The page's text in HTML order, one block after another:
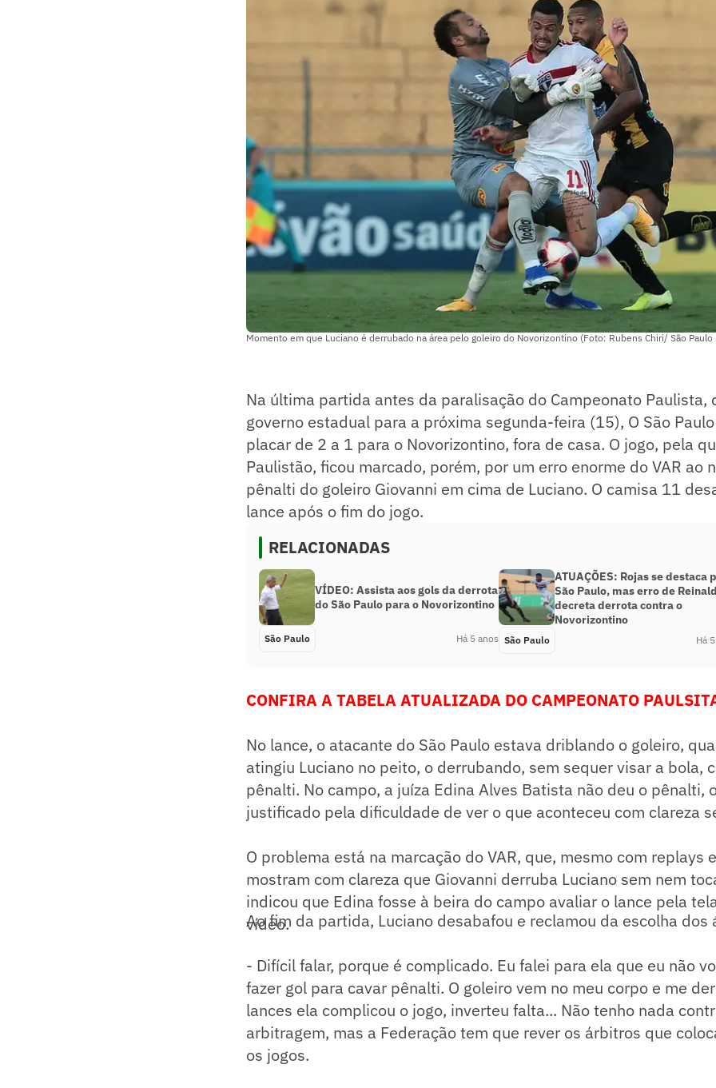
Momento em que Luciano é derrubado na área pelo goleiro do Novorizontino (Foto: Rubens Chiri/ São Paulo
Na última partida antes da paralisação do Campeonato Paulista,
governo estadual para a próxima segunda-feira (15), O São
placar de 2 a 1 para o Novorizontino, fora de casa. O jogo, pela
Paulistão, ficou marcado, porém, por um erro enorme do VAR ao
pênalti do goleiro Giovanni em cima de Luciano. O camisa 11
lance após o fim do jogo.
RELACIONADAS
VÍDEO: Assista aos gols da derrota
do São Paulo para o Novorizontino
São Paulo Há 5 anos
ATUAÇÕES: Rojas se destaca
São Paulo, mas erro de
decreta derrota contra o
Novorizontino
São Paulo Há
CONFIRA A TABELA ATUALIZADA DO CAMPEONATO
No lance, o atacante do São Paulo estava driblando o goleiro,
atingiu Luciano no peito, o derrubando, sem sequer visar a bola,
pênalti. No campo, a juíza Edina Alves Batista não deu o pênalti,
justificado pela dificuldade de ver o que aconteceu com clareza
O problema está na marcação do VAR, que, mesmo com replays
mostram com clareza que Giovanni derruba Luciano sem nem
indicou que Edina fosse à beira do campo avaliar o lance pela
vídeo.
Ao fim da partida, Luciano desabafou e reclamou da escolha
- Difícil falar, porque é complicado. Eu falei para ela que eu não
fazer gol para cavar pênalti. O goleiro vem no meu corpo e me
lances ela complicou o jogo, inverteu falta... Não tenho nada
arbitragem, mas a Federação tem que rever os árbitros que
os jogos.